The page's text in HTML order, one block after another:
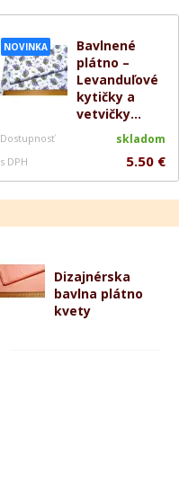
NOVINKA
Bavlnené
plátno –
Levanduľové
kytičky a
vetvičky...
Dostupnosť skladom
s DPH 5.50 €
Dizajnérska
bavlna plátno
kvety